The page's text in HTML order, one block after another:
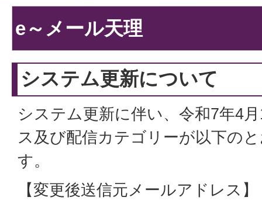
e～メール天理
システム更新について
システム更新に伴い、令和7年4
ス及び配信カテゴリーが以下の
す。
【変更後送信元メールアドレス】